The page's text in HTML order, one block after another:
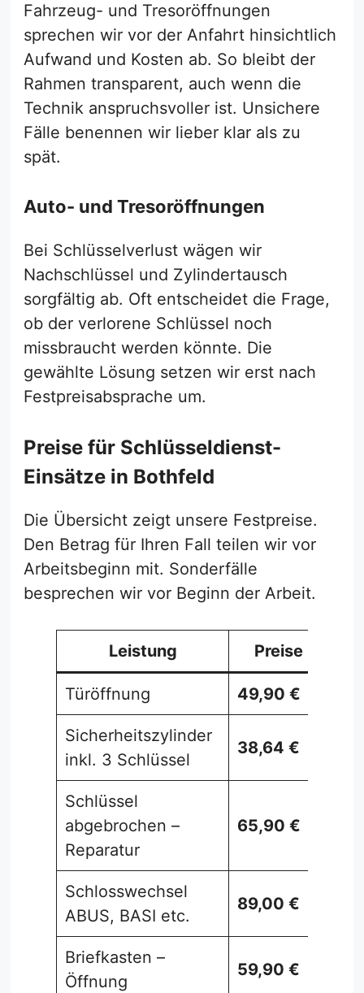
Fahrzeug- und Tresoröffnungen
sprechen wir vor der Anfahrt hinsichtlich
Aufwand und Kosten ab. So bleibt der
Rahmen transparent, auch wenn die
Technik anspruchsvoller ist. Unsichere
Fälle benennen wir lieber klar als zu
spät.
Auto- und Tresoröffnungen
Bei Schlüsselverlust wägen wir
Nachschlüssel und Zylindertausch
sorgfältig ab. Oft entscheidet die Frage,
ob der verlorene Schlüssel noch
missbraucht werden könnte. Die
gewählte Lösung setzen wir erst nach
Festpreisabsprache um.
Preise für Schlüsseldienst-
Einsätze in Bothfeld
Die Übersicht zeigt unsere Festpreise.
Den Betrag für Ihren Fall teilen wir vor
Arbeitsbeginn mit. Sonderfälle
besprechen wir vor Beginn der Arbeit.
Leistung Preise
Türöffnung 49,90 €
Sicherheitszylinder
inkl. 3 Schlüssel
38,64 €
Schlüssel
abgebrochen –
Reparatur
65,90 €
Schlosswechsel
ABUS, BASI etc.
89,00 €
Briefkasten –
Öffnung
59,90 €